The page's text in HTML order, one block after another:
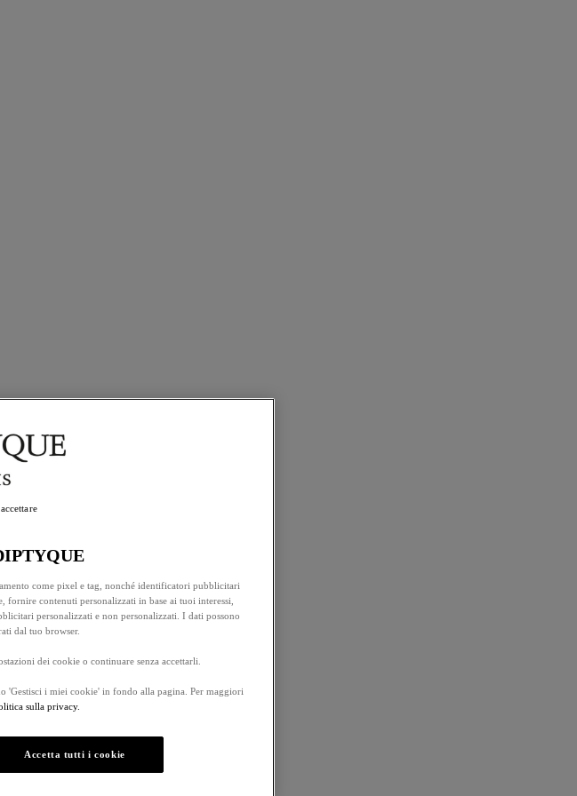
come pixel e tag, nonché identificatori pubblicitari
contenuti personalizzati in base ai tuoi interessi,
personalizzati e non personalizzati. I dati possono
dal tuo browser.
dei cookie o continuare senza accettarli.
'Gestisci i miei cookie' in fondo alla pagina. Per maggiori
sulla privacy.
Accetta tutti i cookie